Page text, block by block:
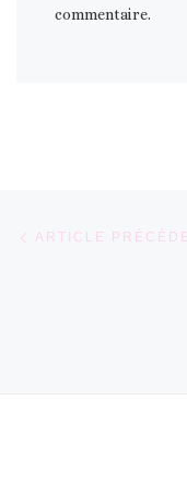
commentaire.
Parcourir
ARTICLE